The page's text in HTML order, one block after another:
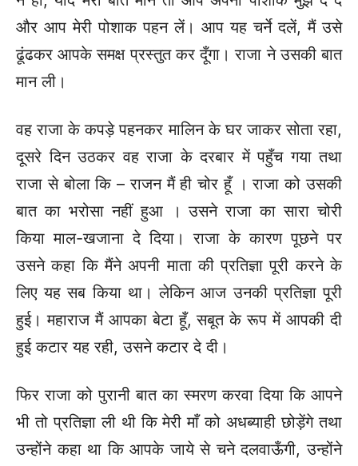
और आप मेरी पोशाक पहन लें। आप यह चर्ने दलें, मैं उसे
ढूंढकर आपके समक्ष प्रस्तुत कर दूँगा। राजा ने उसकी बात
मान ली।
वह राजा के कपड़े पहनकर मालिन के घर जाकर सोता रहा,
दूसरे दिन उठकर वह राजा के दरबार में पहुँच गया तथा
राजा से बोला कि – राजन मैं ही चोर हूँ । राजा को उसकी
बात का भरोसा नहीं हुआ । उसने राजा का सारा चोरी
किया माल-खजाना दे दिया। राजा के कारण पूछने पर
उसने कहा कि मैंने अपनी माता की प्रतिज्ञा पूरी करने के
लिए यह सब किया था। लेकिन आज उनकी प्रतिज्ञा पूरी
हुई। महाराज मैं आपका बेटा हूँ, सबूत के रूप में आपकी दी
हुई कटार यह रही, उसने कटार दे दी।
फिर राजा को पुरानी बात का स्मरण करवा दिया कि आपने
भी तो प्रतिज्ञा ली थी कि मेरी माँ को अधब्याही छोड़ेंगे तथा
उन्होंने कहा था कि आपके जाये से चने दलवाऊँगी, उन्होंने